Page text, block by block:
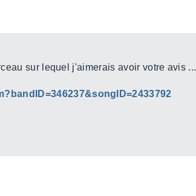
sur lequel j'aimerais avoir votre avis ...